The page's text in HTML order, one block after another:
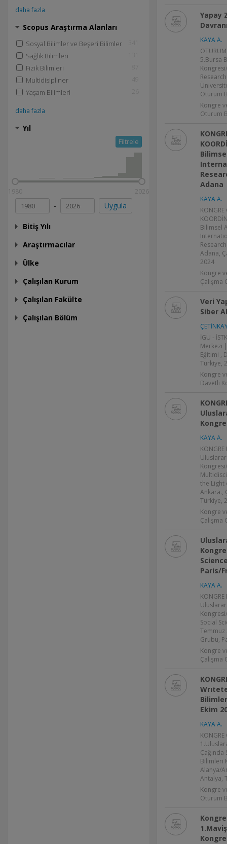
daha fazla
Scopus Araştırma Alanları
Sosyal Bilimler ve Beşeri Bilimler
Sağlık Bilimleri
Fizik Bilimleri
Multidisipliner
Yaşam Bilimleri
daha fazla
Yıl
Filtrele
1980 2026
- Uygula
Bitiş Yılı
Araştırmacılar
Ülke
Çalışılan Kurum
Çalışılan Fakülte
Çalışılan Bölüm
Yapay
KAYA A.
5.Bursa
Oturum
Kongre
Oturum
Adana
KAYA A.
KONGRE
Bilimsel
Adana,
2024
Kongre
Çalışma
Veri
Siber
İGÜ -
Merkezi
Eğitimi ,
Türkiye,
Kongre
Davetli
KAYA A.
the Light
Ankara.,
Türkiye,
Kongre
Çalışma
Paris/
KAYA A.
Social
Temmuz
Grubu,
Kongre
Çalışma
Ekim
KAYA A.
Çağında
Bilimleri
Alanya/
Antalya,
Kongre
Oturum